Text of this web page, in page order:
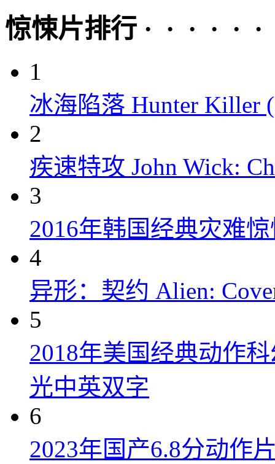
惊悚片排行 · · · · · ·
1
冰海陷落 Hunter Killer
2
疾速特攻 John Wick:
3
2016年韩国经典灾难
4
异形：契约 Alien:
5
2018年美国经典动作
光中英双字
6
2023年国产6.8分动作